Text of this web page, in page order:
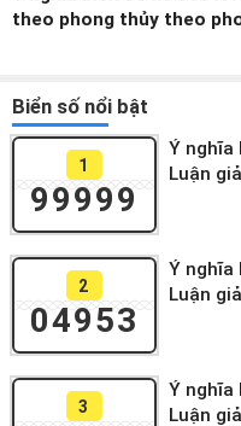
theo phong thủy theo
Biển số nổi bật
1
99999
Ý nghĩa
Luận
2
04953
Ý nghĩa
Luận
3
Ý nghĩa
Luận